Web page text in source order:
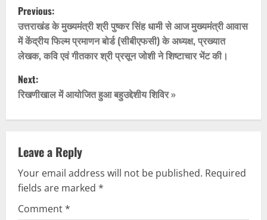
P
o
s
t
n
v
i
g
Previous:
उत्तराखंड के मुख्यमंत्री श्री पुष्कर सिंह धामी से आज मुख्यमंत्री आवास
में केंद्रीय फिल्म प्रमाणन बोर्ड (सीबीएफसी) के अध्यक्ष, प्रख्यात
लेखक, कवि एवं गीतकार श्री प्रसून जोशी ने शिष्टाचार भेंट की।
Next:
रिखणीखाल में आयोजित हुआ बहुउद्देशीय शिविर »
Leave a Reply
Your email address will not be published. Required
fields are marked *
Comment*